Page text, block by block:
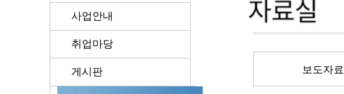
사업안내
취업마당
게시판 보도자료